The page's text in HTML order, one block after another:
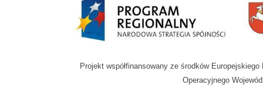
Projekt współfinansowany ze środków
Operacyjnego